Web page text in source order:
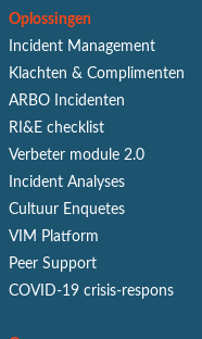
Oplossingen
Incident Management
Klachten & Complimenten
ARBO Incidenten
RI&E checklist
Verbeter module 2.0
Incident Analyses
Cultuur Enquetes
VIM Platform
Peer Support
COVID-19 crisis-respons